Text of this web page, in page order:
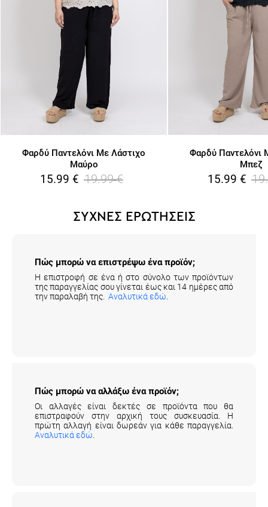
Φαρδύ Παντελόνι Με Λάστιχο
Μαύρο
15.99 € 19.99 €
Φαρδύ Παντελόνι
Μπεζ
15.99 €
ΣΥΧΝΕΣ ΕΡΩΤΗΣΕΙΣ
Πώς μπορώ να επιστρέψω ένα προϊόν;
Η επιστροφή σε ένα ή στο σύνολο των προϊόντων
της παραγγελίας σου γίνεται έως και 14 ημέρες από
την παραλαβή της. Αναλυτικά εδώ
Πώς μπορώ να αλλάξω ένα προϊόν;
Οι αλλαγές είναι δεκτές σε προϊόντα που θα
επιστραφούν στην αρχική τους συσκευασία. Η
πρώτη αλλαγή είναι δωρεάν για κάθε παραγγελία.
Αναλυτικά εδώ